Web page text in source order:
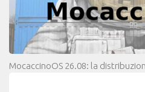
MocaccinoOS 26.08: la